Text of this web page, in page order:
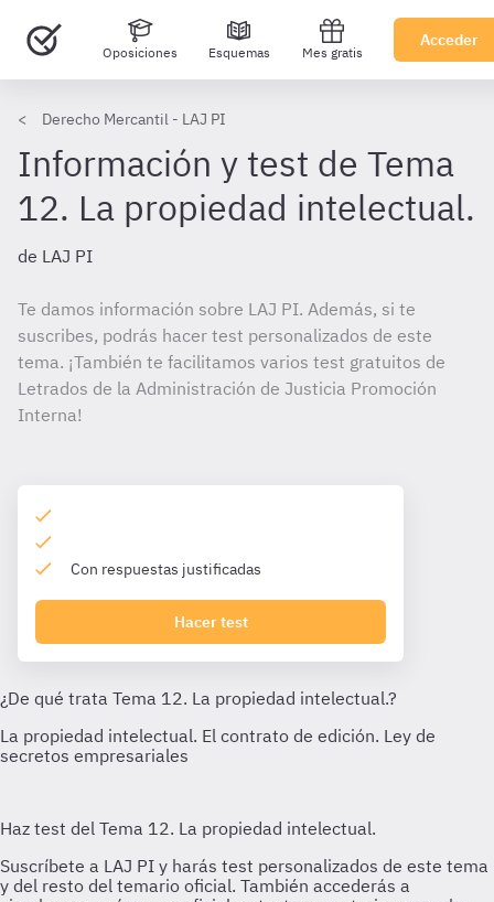
Oposiciones Esquemas Mes gratis
Acceder
Derecho Mercantil - LAJ PI
Información y test de Tema
12. La propiedad intelectual.
de LAJ PI
Te damos información sobre LAJ PI. Además, si te
suscribes, podrás hacer test personalizados de este
tema. ¡También te facilitamos varios test gratuitos de
Letrados de la Administración de Justicia Promoción
Interna!
Con respuestas justificadas
Hacer test